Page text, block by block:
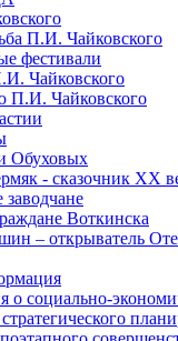
П.И. Чайковского
фестивали
Чайковского
П.И. Чайковского
Обуховых
- сказочник XX
Воткинска
– открыватель
о социально-